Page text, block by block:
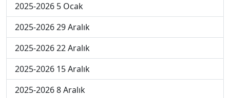
2025-2026 5 Ocak
2025-2026 29 Aralık
2025-2026 22 Aralık
2025-2026 15 Aralık
2025-2026 8 Aralık